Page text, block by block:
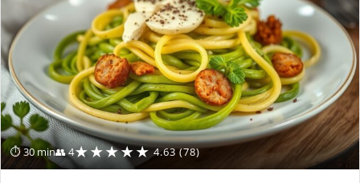
⏱ 30 min👥 4★★★★★ 4.63 (78)